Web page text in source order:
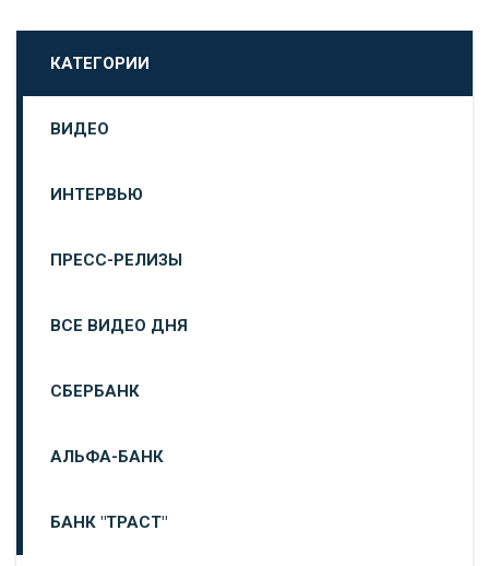
КАТЕГОРИИ
ВИДЕО
ИНТЕРВЬЮ
ПРЕСС-РЕЛИЗЫ
ВСЕ ВИДЕО ДНЯ
СБЕРБАНК
АЛЬФА-БАНК
БАНК "ТРАСТ"